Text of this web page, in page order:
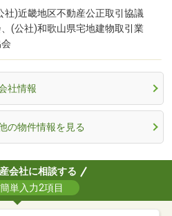
社)近畿地区不動産公正取引協議
(公社)和歌山県宅地建物取引業
社情報
の物件情報を見る
会社に相談する
単入力2項目